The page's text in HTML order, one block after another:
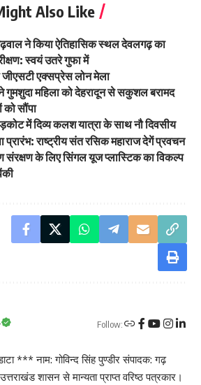
Also Like
ने किया ऐतिहासिक स्थल देवलगढ़ का
स्वयं उतरे गुफा में
जीएसटी एक्सप्रेस लोन मेला
गुमशुदा महिला को देहरादून से सकुशल बरामद
सौंपा
में दिव्य कलश यात्रा के साथ नौ दिवसीय
प्रारंभ: राष्ट्रीय संत रसिक महाराज देगें प्रवचन
संरक्षण के लिए सिंगल यूज प्लास्टिक का विकल्प
Follow:
*** नाम: गोविन्द सिंह पुण्डीर संपादक: गढ़
शासन से मान्यता प्राप्त वरिष्ठ पत्रकार।